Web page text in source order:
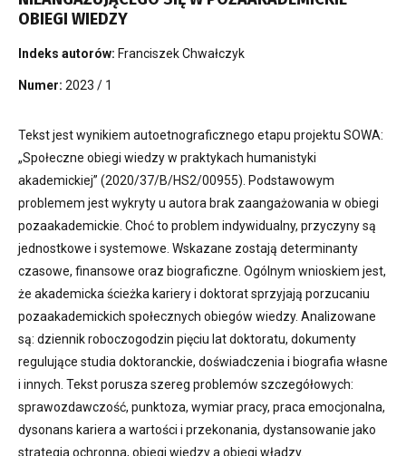
OBIEGI WIEDZY
Indeks autorów: Franciszek Chwałczyk
Numer: 2023 / 1
Tekst jest wynikiem autoetnograficznego etapu projektu SOWA:
„Społeczne obiegi wiedzy w praktykach humanistyki
akademickiej” (2020/37/B/HS2/00955). Podstawowym
problemem jest wykryty u autora brak zaangażowania w obiegi
pozaakademickie. Choć to problem indywidualny, przyczyny są
jednostkowe i systemowe. Wskazane zostają determinanty
czasowe, finansowe oraz biograficzne. Ogólnym wnioskiem jest,
że akademicka ścieżka kariery i doktorat sprzyjają porzucaniu
pozaakademickich społecznych obiegów wiedzy. Analizowane
są: dziennik roboczogodzin pięciu lat doktoratu, dokumenty
regulujące studia doktoranckie, doświadczenia i biografia własne
i innych. Tekst porusza szereg problemów szczegółowych:
sprawozdawczość, punktoza, wymiar pracy, praca emocjonalna,
dysonans kariera a wartości i przekonania, dystansowanie jako
strategia ochronna, obiegi wiedzy a obiegi władzy.